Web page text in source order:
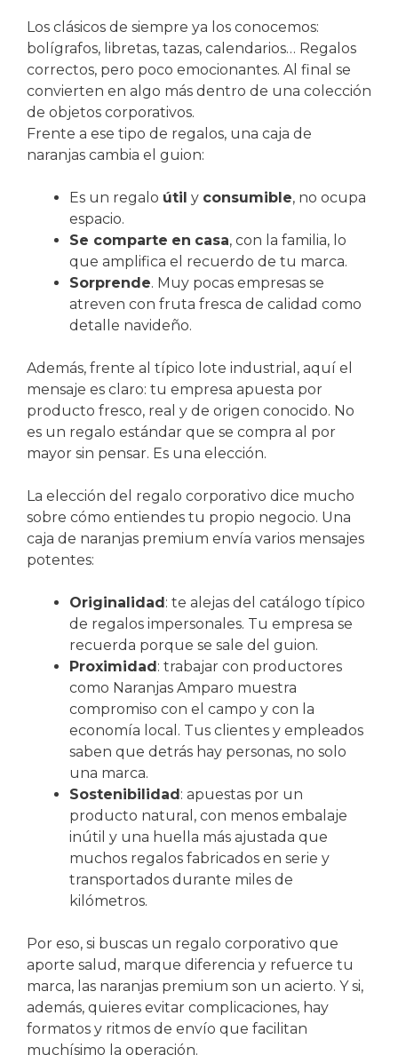
Los clásicos de siempre ya los conocemos:
bolígrafos, libretas, tazas, calendarios… Regalos
correctos, pero poco emocionantes. Al final se
convierten en algo más dentro de una colección
de objetos corporativos.
Frente a ese tipo de regalos, una caja de
naranjas cambia el guion:
Es un regalo útil y consumible, no ocupa
espacio.
Se comparte en casa, con la familia, lo
que amplifica el recuerdo de tu marca.
Sorprende. Muy pocas empresas se
atreven con fruta fresca de calidad como
detalle navideño.
Además, frente al típico lote industrial, aquí el
mensaje es claro: tu empresa apuesta por
producto fresco, real y de origen conocido. No
es un regalo estándar que se compra al por
mayor sin pensar. Es una elección.
La elección del regalo corporativo dice mucho
sobre cómo entiendes tu propio negocio. Una
caja de naranjas premium envía varios mensajes
potentes:
Originalidad: te alejas del catálogo típico
de regalos impersonales. Tu empresa se
recuerda porque se sale del guion.
Proximidad: trabajar con productores
como Naranjas Amparo muestra
compromiso con el campo y con la
economía local. Tus clientes y empleados
saben que detrás hay personas, no solo
una marca.
Sostenibilidad: apuestas por un
producto natural, con menos embalaje
inútil y una huella más ajustada que
muchos regalos fabricados en serie y
transportados durante miles de
kilómetros.
Por eso, si buscas un regalo corporativo que
aporte salud, marque diferencia y refuerce tu
marca, las naranjas premium son un acierto. Y si,
además, quieres evitar complicaciones, hay
formatos y ritmos de envío que facilitan
muchísimo la operación.